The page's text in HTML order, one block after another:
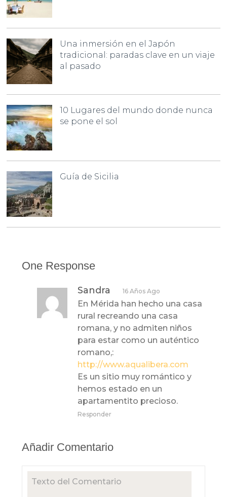
Una inmersión en el Japón
tradicional: paradas clave en un viaje
al pasado
10 Lugares del mundo donde nunca
se pone el sol
Guía de Sicilia
One Response
Sandra 16 Años Ago
En Mérida han hecho una casa
rural recreando una casa
romana, y no admiten niños
para estar como un auténtico
romano,:
http://www.aqualibera.com
Es un sitio muy romántico y
hemos estado en un
apartamentito precioso.
Responder
Añadir Comentario